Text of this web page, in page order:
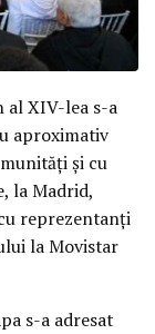
al XIV-lea s-a
aproximativ
și cu
la Madrid,
reprezentanți
la Movistar
s-a adresat